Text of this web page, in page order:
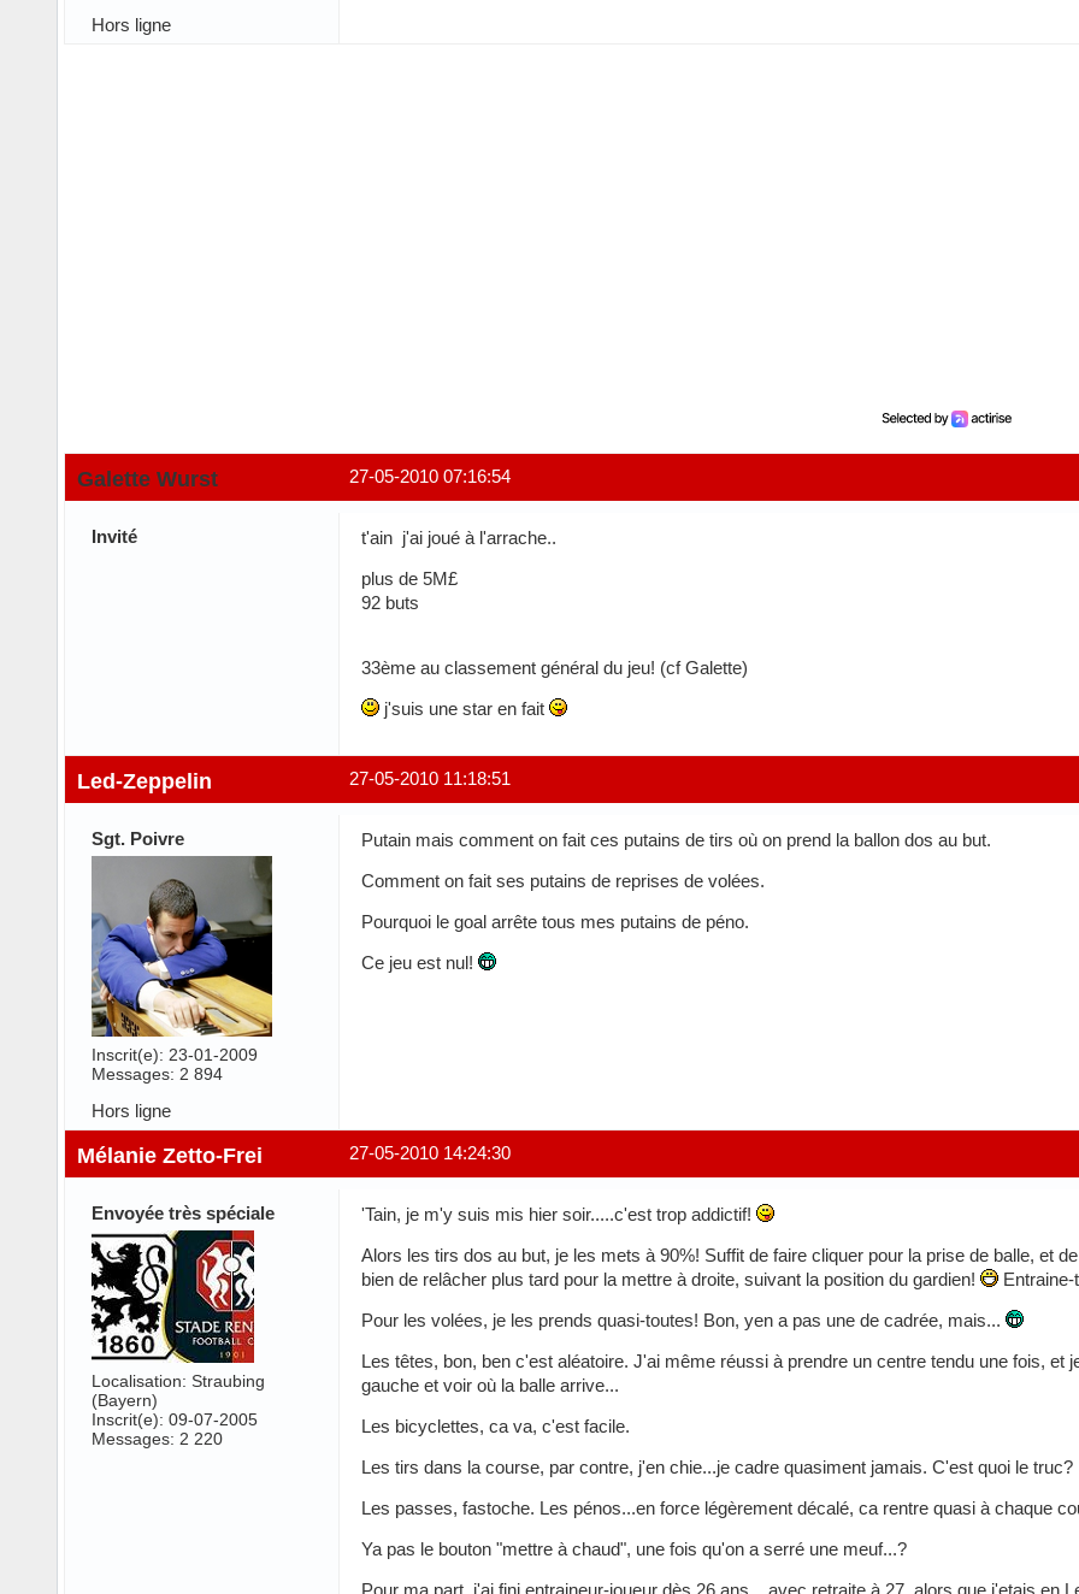
Hors ligne
27-05-2010 07:16:54
Galette Wurst
Invité
t'ain j'ai joué à l'arrache..
plus de 5M£
92 buts
33ème au classement général du jeu! (cf Galette)
j'suis une star en fait
27-05-2010 11:18:51
Led-Zeppelin
Sgt. Poivre
Inscrit(e): 23-01-2009
Messages: 2 894
Putain mais comment on fait ces putains de tirs où on prend la ballon dos au but.
Comment on fait ses putains de reprises de volées.
Pourquoi le goal arrête tous mes putains de péno.
Ce jeu est nul!
Hors ligne
27-05-2010 14:24:30
Mélanie Zetto-Frei
Envoyée très spéciale
Localisation: Straubing
(Bayern)
Inscrit(e): 09-07-2005
Messages: 2 220
'Tain, je m'y suis mis hier soir.....c'est trop addictif!
Alors les tirs dos au but, je les mets à 90%! Suffit de faire cliquer pour la prise de balle, et
bien de relâcher plus tard pour la mettre à droite, suivant la position du gardien!
Pour les volées, je les prends quasi-toutes! Bon, yen a pas une de cadrée, mais...
Les têtes, bon, ben c'est aléatoire. J'ai même réussi à prendre un centre tendu une fois, et
gauche et voir où la balle arrive...
Les bicyclettes, ca va, c'est facile.
Les tirs dans la course, par contre, j'en chie...je cadre quasiment jamais. C'est quoi le
Les passes, fastoche. Les pénos...en force légèrement décalé, ca rentre quasi à chaque
Ya pas le bouton "mettre à chaud", une fois qu'on a serré une meuf...?